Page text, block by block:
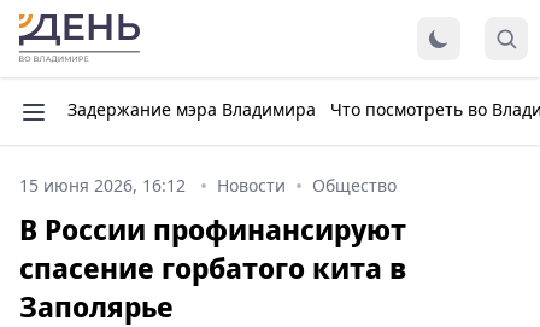
Задержание мэра Владимира Что посмотреть во
15 июня 2026, 16:12 Новости Общество
В России профинансируют
спасение горбатого кита в
Заполярье